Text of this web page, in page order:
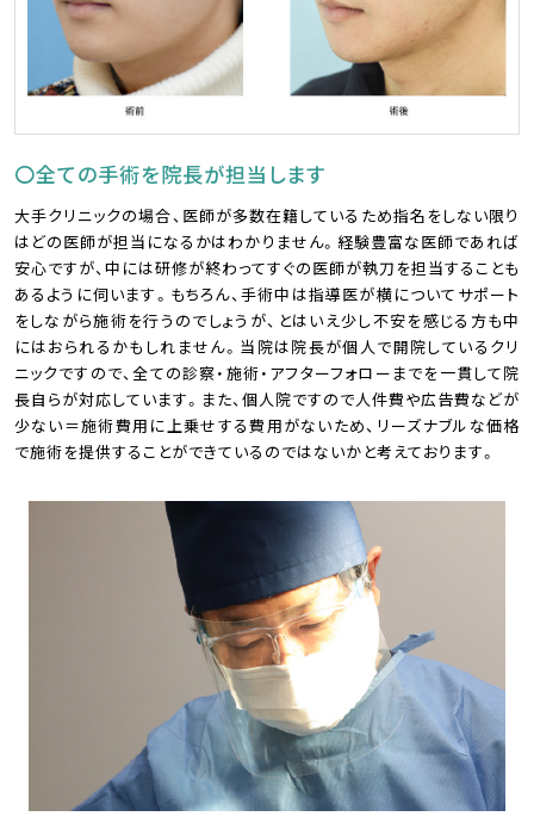
〇全ての手術を院長が担当します
大手クリニックの場合、医師が多数在籍しているため指名をしない限り
はどの医師が担当になるかはわかりません。経験豊富な医師であれば
安心ですが、中には研修が終わってすぐの医師が執刀を担当することも
あるように伺います。もちろん、手術中は指導医が横についてサポート
をしながら施術を行うのでしょうが、とはいえ少し不安を感じる方も中
にはおられるかもしれません。当院は院長が個人で開院しているクリ
ニックですので、全ての診察・施術・アフターフォローまでを一貫して院
長自らが対応しています。また、個人院ですので人件費や広告費などが
少ない＝施術費用に上乗せする費用がないため、リーズナブルな価格
で施術を提供することができているのではないかと考えております。